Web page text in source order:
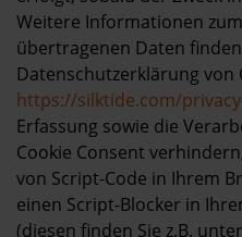
Weitere Informationen
übertragenen Daten
Datenschutzerklärung von
https://silktide.com/
Erfassung sowie die
Cookie Consent
von Script-Code in Ihrem
einen Script-Blocker in
(diesen finden Sie z.B. unter